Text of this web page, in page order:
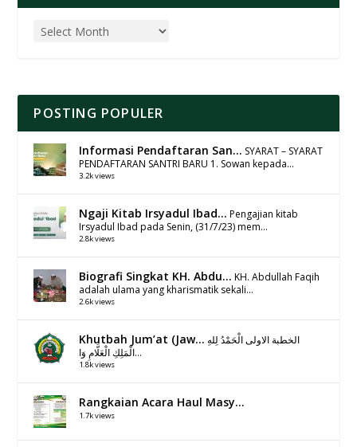
POSTING POPULER
Informasi Pendaftaran San... SYARAT – SYARAT
PENDAFTARAN SANTRI BARU 1. Sowan kepada...
3.2k views
Ngaji Kitab Irsyadul Ibad... Pengajian kitab
Irsyadul Ibad pada Senin, (31/7/23) mem...
2.8k views
Biografi Singkat KH. Abdu... KH. Abdullah Faqih
adalah ulama yang kharismatik sekali...
2.6k views
Khutbah Jum’at (Jaw... الخطبة الاولى الْحَمْدُ لِلهِ
الْمَلِكِ الْعَلَّامِ وَا...
1.8k views
Rangkaian Acara Haul Masy...
1.7k views